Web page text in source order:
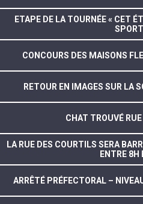
ETAPE DE LA TOURNÉE « CET
CONCOURS DES MAISONS
RETOUR EN IMAGES SUR LA
CHAT TROUVÉ
LA RUE DES COURTILS SERA
ENTRE 8H
ARRÊTÉ PRÉFECTORAL –